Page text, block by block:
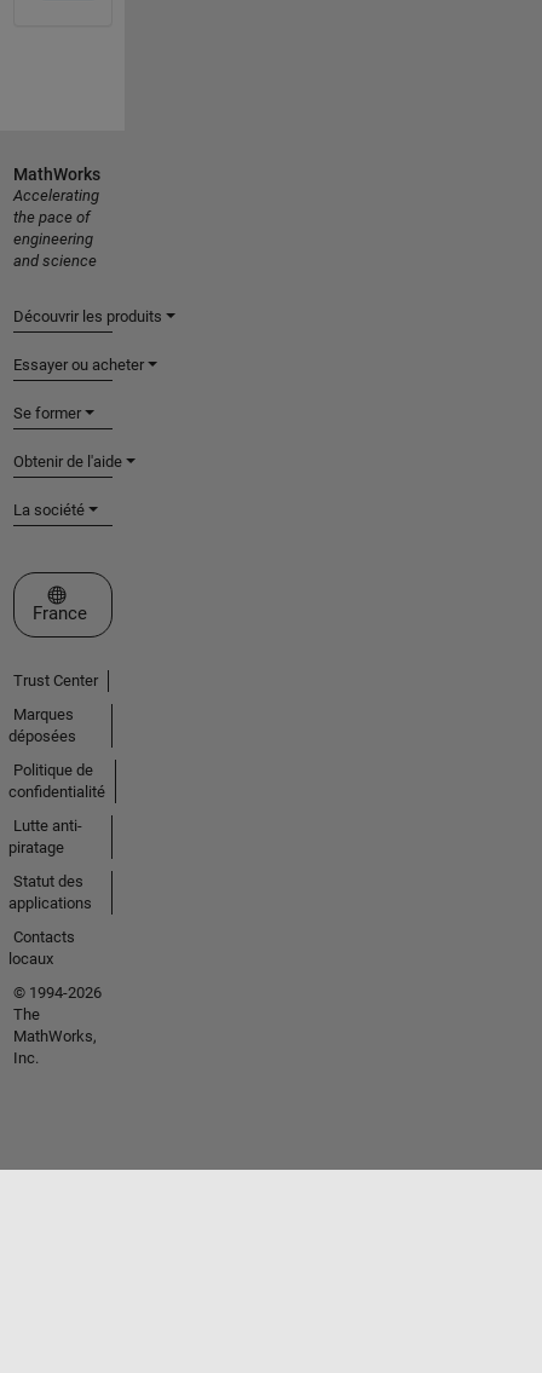
MathWorks
Accelerating
the pace of
engineering
and science
Découvrir les produits
Essayer ou acheter
Se former
Obtenir de l'aide
La société
Sélectionner un site web
France
Trust Center
Marques
déposées
Politique de
confidentialité
Lutte anti-
piratage
Statut des
applications
Contacts
locaux
© 1994-2026
The
MathWorks,
Inc.